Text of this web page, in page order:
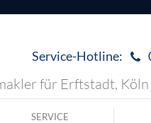
Service-Hotline:
für Erftstadt, Köln
SERVICE